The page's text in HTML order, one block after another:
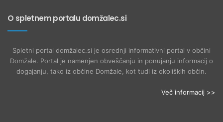
O spletnem portalu domžalec.si
Spletni portal domžalec.si je osrednji informativni portal v občini
Domžale. Portal je namenjen obveščanju in ponujanju informacij o
dogajanju, tako iz občine Domžale, kot tudi iz okoliških občin.
Več informacij >>